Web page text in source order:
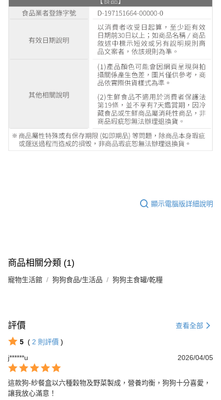
顯示電腦版詳細說明
商品相關分類 (1)
寵物生活館 狗狗食品/生活品 狗狗主食罐/乾糧
評價 查看全部
5 ( 2 則評價 )
j******u
2026/04/05
這款狗-紗餐盒以六種穀物及野菜製成，營養均衡，狗狗十分喜愛，
讓我放心滿意！